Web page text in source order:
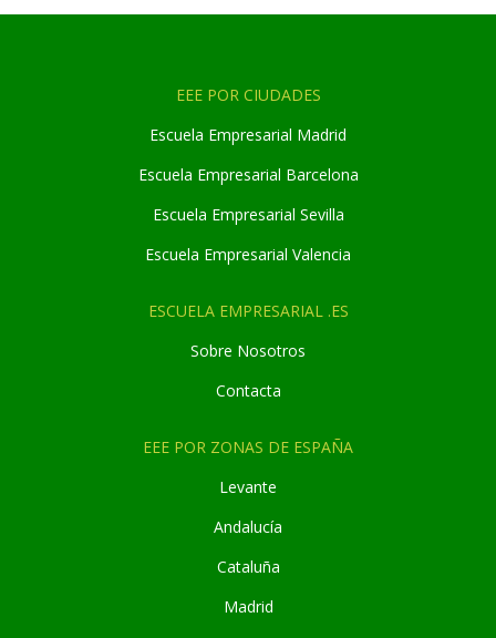
EEE POR CIUDADES
Escuela Empresarial Madrid
Escuela Empresarial Barcelona
Escuela Empresarial Sevilla
Escuela Empresarial Valencia
ESCUELA EMPRESARIAL .ES
Sobre Nosotros
Contacta
EEE POR ZONAS DE ESPAÑA
Levante
Andalucía
Cataluña
Madrid